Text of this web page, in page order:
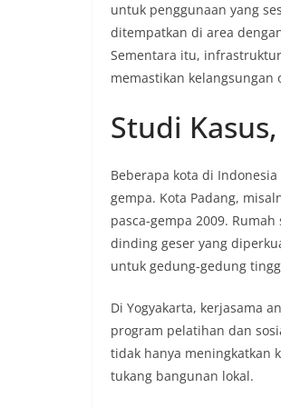
untuk penggunaan yang
ditempatkan di area
Sementara itu,
memastikan kelangsungan
Studi
Beberapa kota di
gempa. Kota Padang,
pasca-gempa 2009.
dinding geser yang
untuk gedung-gedung
Di Yogyakarta, kerjasama
program pelatihan dan
tidak hanya meningkatkan
tukang bangunan lokal.